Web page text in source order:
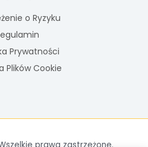
o Ryzyku
Prywatności
Plików Cookie